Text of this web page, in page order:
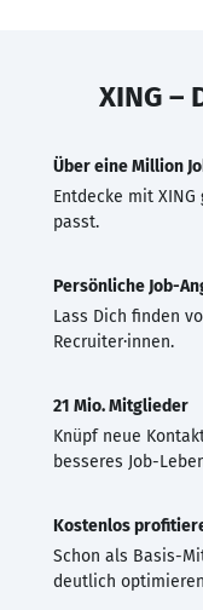
XING –
Über eine Million
Entdecke mit
passt.
Persönliche Job-
Lass Dich finden
Recruiter·innen.
21 Mio. Mitglieder
Knüpf neue
besseres Job-
Kostenlos
Schon als Basis-
deutlich